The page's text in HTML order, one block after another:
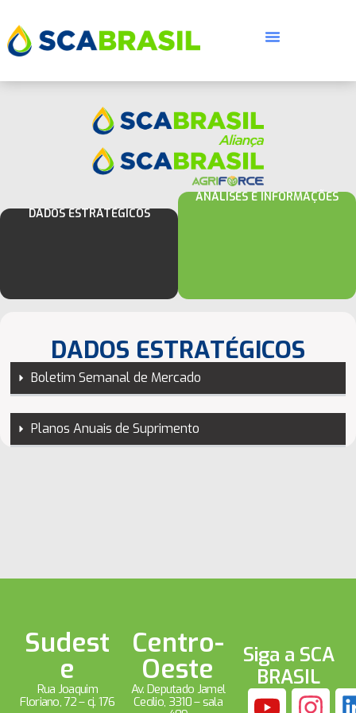
DADOS ESTRATÉGICOS
ANÁLISES E INFORMAÇÕES
DADOS ESTRATÉGICOS
Boletim Semanal de Mercado
Planos Anuais de Suprimento
Sudest
e
Rua Joaquim
Floriano, 72 – cj. 176
Centro-
Oeste
Av. Deputado Jamel
Cecílio, 3310 – sala
Siga a SCA
BRASIL